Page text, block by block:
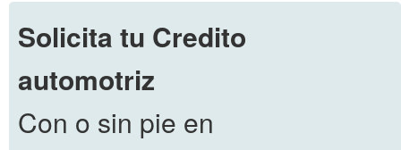
Solicita tu Credito
automotriz
Con o sin pie en